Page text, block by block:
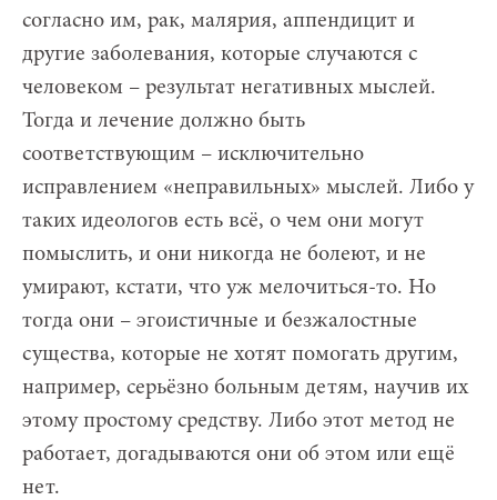
согласно им, рак, малярия, аппендицит и
другие заболевания, которые случаются с
человеком – результат негативных мыслей.
Тогда и лечение должно быть
соответствующим – исключительно
исправлением «неправильных» мыслей. Либо у
таких идеологов есть всё, о чем они могут
помыслить, и они никогда не болеют, и не
умирают, кстати, что уж мелочиться-то. Но
тогда они – эгоистичные и безжалостные
существа, которые не хотят помогать другим,
например, серьёзно больным детям, научив их
этому простому средству. Либо этот метод не
работает, догадываются они об этом или ещё
нет.